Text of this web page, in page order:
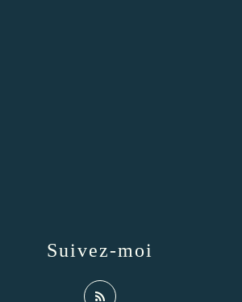
Suivez-moi